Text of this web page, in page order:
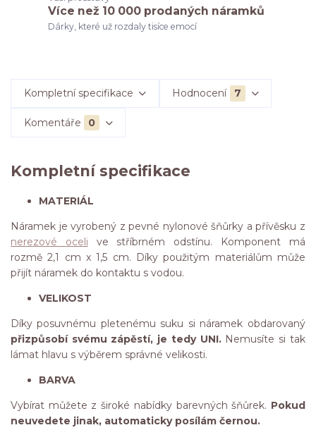
Více než 10 000 prodaných náramků
Dárky, které už rozdaly tisíce emocí
Kompletní specifikace Hodnocení 7
Komentáře 0
Kompletní specifikace
MATERIÁL
Náramek je vyrobený z pevné nylonové šňůrky a přívěsku z
nerezové oceli ve stříbrném odstínu. Komponent má
rozmě 2,1 cm x 1,5 cm. Díky použitým materiálům může
přijít náramek do kontaktu s vodou.
VELIKOST
Díky posuvnému pletenému suku si náramek obdarovaný
přizpůsobí svému zápěstí, je tedy UNI. Nemusíte si tak
lámat hlavu s výběrem správné velikosti.
BARVA
Vybírat můžete z široké nabídky barevných šňůrek. Pokud
neuvedete jinak, automaticky posílám černou.